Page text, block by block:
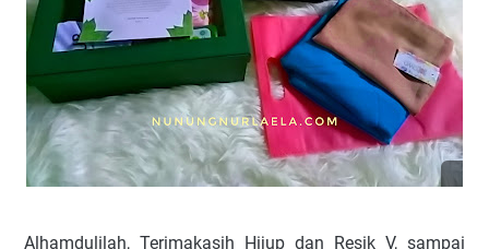
Alhamdulilah, Terimakasih Hijup dan Resik V, sampai